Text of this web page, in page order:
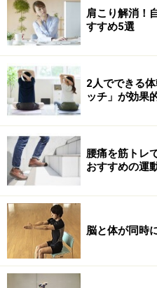
肩こり解消！
すすめ5選
2人でできる
ッチ」が効果
腰痛を筋トレ
おすすめの運
脳と体が同時